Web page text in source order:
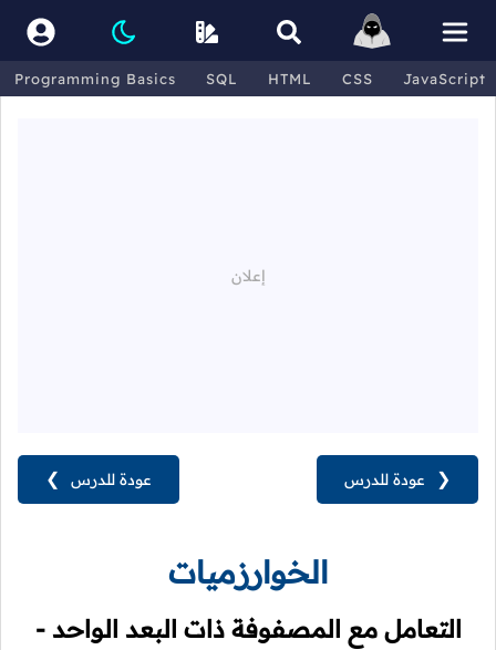
Programming Basics SQL HTML CSS JavaScript
عودة للدرس ❯ ❮ عودة للدرس
الخوارزميات
التعامل مع المصفوفة ذات البعد الواحد -